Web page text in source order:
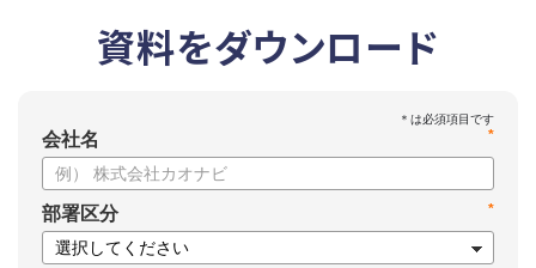
資料をダウンロード
*
会社名
*
部署区分